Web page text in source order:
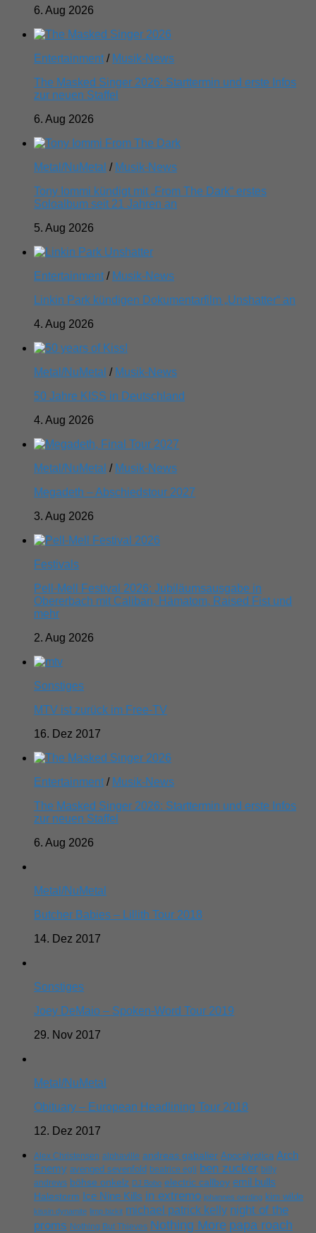
6. Aug 2026
Entertainment / Musik-News
The Masked Singer 2026: Starttermin und erste Infos
zur neuen Staffel
6. Aug 2026
Metal/NuMetal / Musik-News
Tony Iommi kündigt mit „From The Dark“ erstes
Soloalbum seit 21 Jahren an
5. Aug 2026
Entertainment / Musik-News
Linkin Park kündigen Dokumentarfilm „Unshatter“ an
4. Aug 2026
Metal/NuMetal / Musik-News
50 Jahre KISS in Deutschland
4. Aug 2026
Metal/NuMetal / Musik-News
Megadeth – Abschiedstour 2027
3. Aug 2026
Festivals
Pell-Mell Festival 2026: Jubiläumsausgabe in
Obererbach mit Caliban, Hämatom, Raised Fist und
mehr
2. Aug 2026
Sonstiges
MTV ist zurück im Free-TV
16. Dez 2017
Entertainment / Musik-News
The Masked Singer 2026: Starttermin und erste Infos
zur neuen Staffel
6. Aug 2026
Metal/NuMetal
Butcher Babies – Lillith Tour 2018
14. Dez 2017
Sonstiges
Joey DeMaio – Spoken-Word Tour 2019
29. Nov 2017
Metal/NuMetal
Obituary – European Headlining Tour 2018
12. Dez 2017
Alex Christensen alphaville andreas gabalier Apocalyptica Arch
Enemy avenged sevenfold beatrice egli ben zucker billy
andrews böhse onkelz DJ Bobo electric callboy emil bulls
Halestorm Ice Nine Kills in extremo johannes oerding kim wilde
kissin dynamite limp bizkit michael patrick kelly night of the
proms Nothing But Thieves Nothing More papa roach